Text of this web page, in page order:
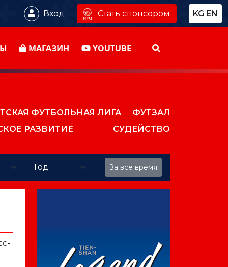
Вход Стать спонсором KG EN
МАГАЗИН YOUTUBE
ФУТБОЛЬНАЯ ЛИГА
ФУТЗАЛ
РАЗВИТИЕ
СУДЕЙСТВО
За все время